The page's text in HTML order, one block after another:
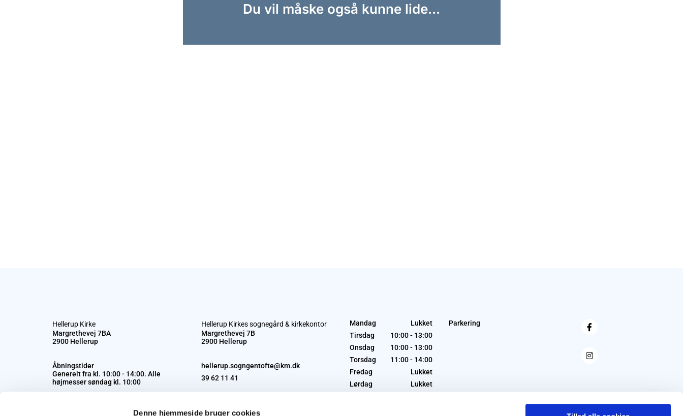
Denne hjemmeside bruger cookies
Du vil måske også kunne lide...
Hellerup Kirke
Margrethevej 7BA
2900 Hellerup
Åbningstider
Generelt fra kl. 10:00 - 14:00. Alle
højmesser søndag kl. 10:00
Hellerup Kirkes sognegård & kirkekontor
Margrethevej 7B
2900 Hellerup
hellerup.sogngentofte@km.dk
39 62 11 41
Mandag
Lukket
Tirsdag
10:00 - 13:00
Onsdag
10:00 - 13:00
Torsdag
11:00 - 14:00
Fredag
Lukket
Lørdag
Lukket
Parkering